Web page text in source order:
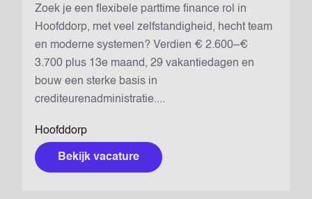
Hoofddorp
Zoek je een flexibele parttime finance rol in
Hoofddorp, met veel zelfstandigheid, hecht team
en moderne systemen? Verdien € 2.600–€
3.700 plus 13e maand, 29 vakantiedagen en
bouw een sterke basis in
crediteurenadministratie....
Bekijk vacature